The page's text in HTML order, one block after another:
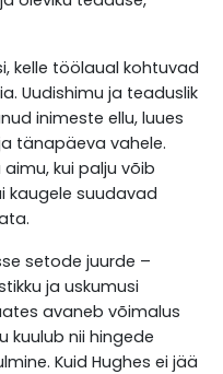
kelle töölaual kohtuvad
Uudishimu ja teaduslik
inimeste ellu, luues
tänapäeva vahele.
kui palju võib
kaugele suudavad
setode juurde –
ja uskumusi
avaneb võimalus
kuulub nii hingede
Kuid Hughes ei jää